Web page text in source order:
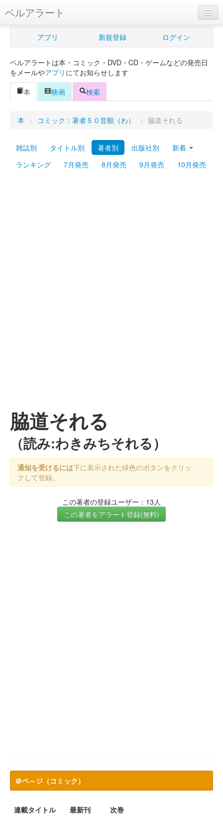
ベルアラート
ベルアラートとは
新規登録
ログイン
Myシェルフ
プレミアム
アプリ 新規登録 ログイン
ベルアラートは本・コミック・DVD・CD・ゲームなどの発売日
をメールやアプリ にてお知らせします
本
映画 検索
本 > コミック：著者５０音順（わ） > 脇道それる
雑誌別 タイトル別 著者別 出版社別
新着
ランキング
7月発売 8月発売 9月発売 10月発売
脇道それる
（読み:わきみちそれる）
通知を受けるには下に表示された緑色のボタンをクリッ
クして登録。
この著者の登録ユーザー：13人
この著者をアラート登録(無料)
＠ペ～ジ（コミック）
連載タイトル 最新刊
次巻